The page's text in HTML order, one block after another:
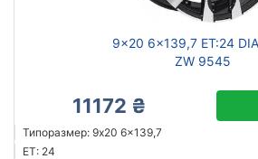
9x20 6x139,7 ET:24
ZW 9545
11172 ₴
Типоразмер: 9x20 6x139,7
ET: 24